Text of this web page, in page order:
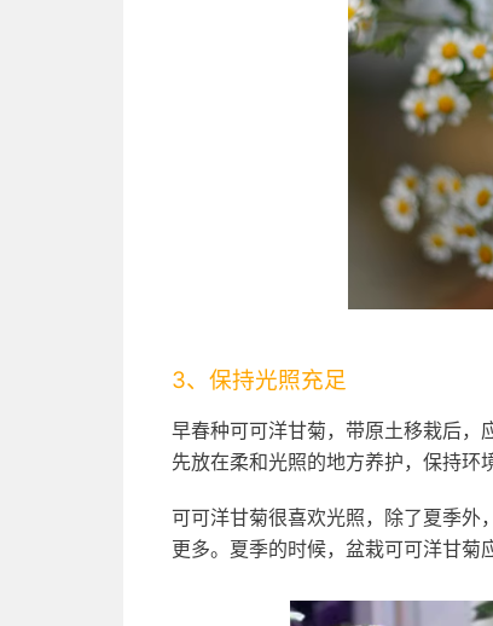
3、保持光照充足
早春种可可洋甘菊，带原土移栽后，
先放在柔和光照的地方养护，保持环
可可洋甘菊很喜欢光照，除了夏季外
更多。夏季的时候，盆栽可可洋甘菊